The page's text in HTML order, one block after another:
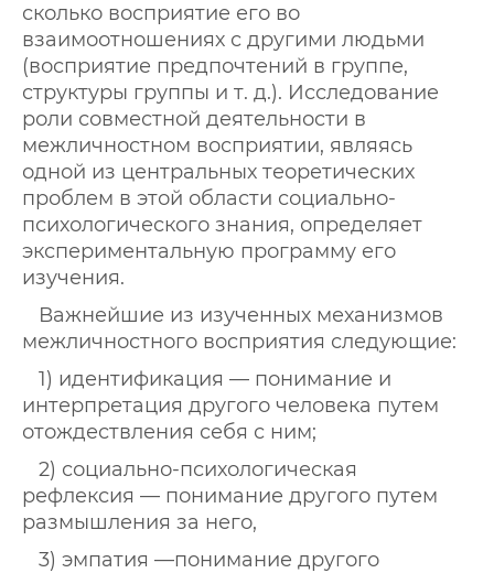
сколько восприятие его во
взаимоотношениях с другими людьми
(восприятие предпочтений в группе,
структуры группы и т. д.). Исследование
роли совместной деятельности в
межличностном восприятии, являясь
одной из центральных теоретических
проблем в этой области социально-
психологического знания, определяет
экспериментальную программу его
изучения.
Важнейшие из изученных механизмов
межличностного восприятия следующие:
1) идентификация — понимание и
интерпретация другого человека путем
отождествления себя с ним;
2) социально-психологическая
рефлексия — понимание другого путем
размышления за него,
3) эмпатия —понимание другого